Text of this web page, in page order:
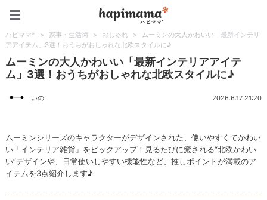
ハピママ* > 家事・生活術 > おしゃれ >
ムーミンの大人かわいい「最新インテリ
アアイテム」3選！おうちがおしゃれな北欧スタイルに♪
ムーミンの大人かわいい「最新インテリアアイテ
ム」3選！おうちがおしゃれな北欧スタイルに♪
いの 2026.6.17 21:20
ムーミンシリーズのキャラクターがデザインされた、使いやすくてかわい
い「インテリア雑貨」をピックアップ！見るたびに癒される“北欧かわい
い”デザインや、日常使いしやすい機能性など、推しポイントが満載のア
イテムを3点紹介します♪